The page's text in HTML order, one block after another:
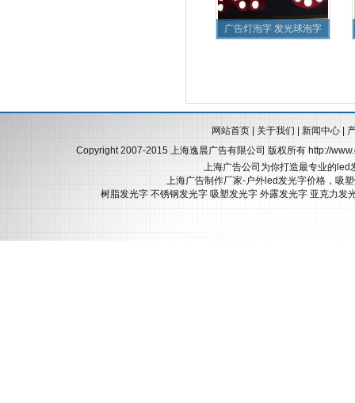
广告灯泡字 发光球泡字
网站首页| 关于我们 新闻中心|
Copyright 2007-2015 上海逸晨广告有限公司 版权所有 http://
上海广告公司为你打造最专业的
上海广告制作厂家-户外led发光字价格，吸
树脂发光字 不锈钢发光字 吸塑发光字 外露发光字 亚克力发